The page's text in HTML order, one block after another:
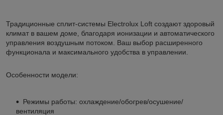
Традиционные сплит-системы Electrolux Loft создают здоровый
климат в вашем доме, благодаря ионизации и автоматического
управления воздушным потоком. Ваш выбор расширенного
функционала и максимального удобства в управлении.
Особенности модели:
Режимы работы: охлаждение/обогрев/осушение/
вентиляция